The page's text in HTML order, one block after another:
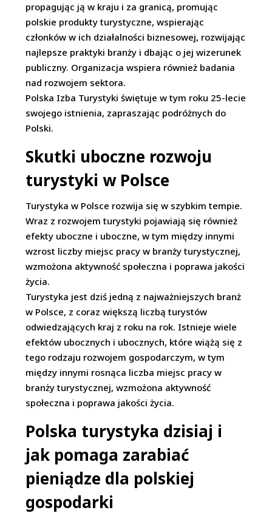
propagując ją w kraju i za granicą, promując
polskie produkty turystyczne, wspierając
członków w ich działalności biznesowej, rozwijając
najlepsze praktyki branży i dbając o jej wizerunek
publiczny. Organizacja wspiera również badania
nad rozwojem sektora.
Polska Izba Turystyki świętuje w tym roku 25-lecie
swojego istnienia, zapraszając podróżnych do
Polski.
Skutki uboczne rozwoju
turystyki w Polsce
Turystyka w Polsce rozwija się w szybkim tempie.
Wraz z rozwojem turystyki pojawiają się również
efekty uboczne i uboczne, w tym między innymi
wzrost liczby miejsc pracy w branży turystycznej,
wzmożona aktywność społeczna i poprawa jakości
życia.
Turystyka jest dziś jedną z najważniejszych branż
w Polsce, z coraz większą liczbą turystów
odwiedzających kraj z roku na rok. Istnieje wiele
efektów ubocznych i ubocznych, które wiążą się z
tego rodzaju rozwojem gospodarczym, w tym
między innymi rosnąca liczba miejsc pracy w
branży turystycznej, wzmożona aktywność
społeczna i poprawa jakości życia.
Polska turystyka dzisiaj i
jak pomaga zarabiać
pieniądze dla polskiej
gospodarki